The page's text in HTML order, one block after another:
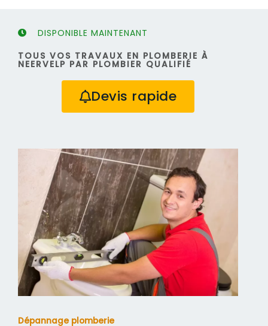
DISPONIBLE MAINTENANT
TOUS VOS TRAVAUX EN PLOMBERIE À
NEERVELP PAR PLOMBIER QUALIFIÉ
Devis rapide
Dépannage plomberie